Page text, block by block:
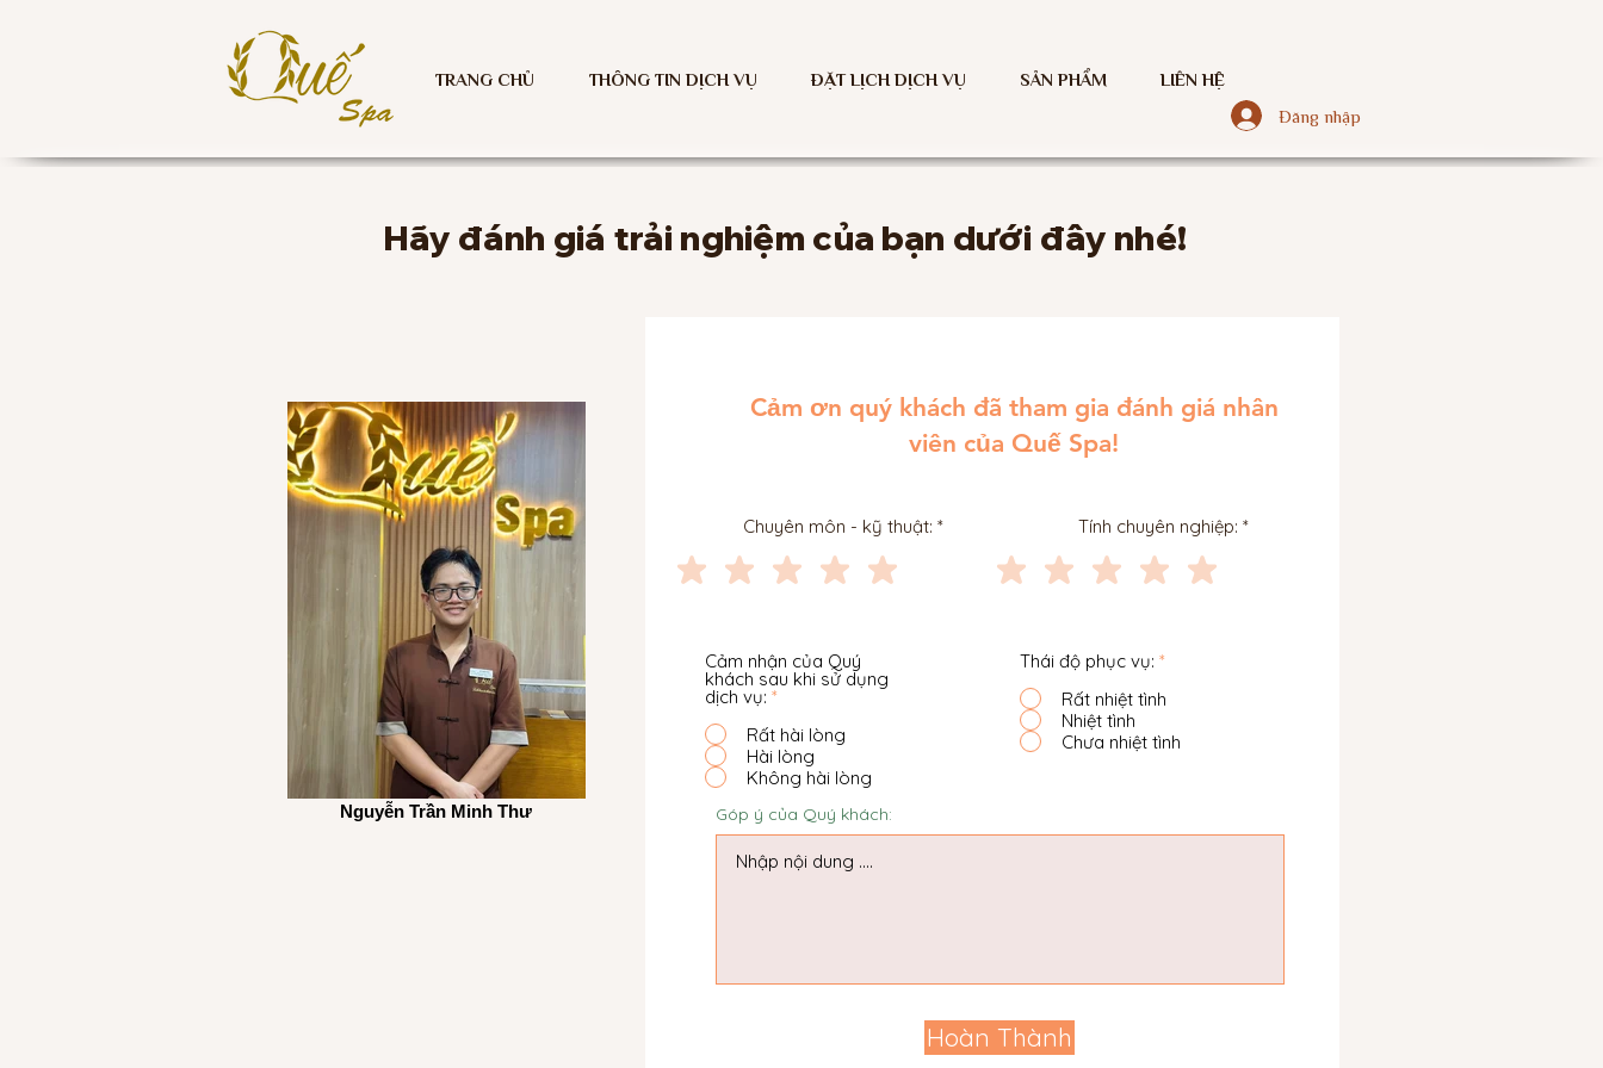
Đăng nhập
TRANG CHỦ THÔNG TIN DỊCH VỤ ĐẶT LỊCH DỊCH VỤ SẢN PHẨM LIÊN HỆ
Hãy đánh giá trải nghiệm của bạn dưới đây nhé!
Nguyễn Trần Minh Thư
Cảm ơn quý khách đã tham gia đánh giá nhân
viên của Quế Spa!
Chuyên môn - kỹ thuật: Tính chuyên nghiệp:
Cảm nhận của Quý
khách sau khi sử dụng
dịch vụ: *
Rất hài lòng
Hài lòng
Không hài lòng
Thái độ phục vụ: *
Rất nhiệt tình
Nhiệt tình
Chưa nhiệt tình
Góp ý của Quý khách:
Hoàn Thành